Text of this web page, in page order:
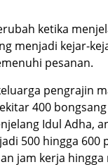
ketika
menjadi kejar-
pesanan.
pengrajin
400
Idul Adha,
500 hingga 600
jam kerja hingga